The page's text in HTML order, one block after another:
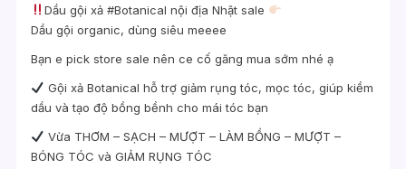
Dầu gội xả #Botanical nội địa Nhật sale
Dầu gội organic, dùng siêu meeee
Bạn e pick store sale nên ce cố găng mua sớm nhé ạ
Gội xả Botanical hỗ trợ giảm rụng tóc, mọc tóc, giúp kiềm
dầu và tạo độ bồng bềnh cho mái tóc bạn
Vừa THƠM – SẠCH – MƯỢT – LÀM BỒNG – MƯỢT –
BÓNG TÓC và GIẢM RỤNG TÓC